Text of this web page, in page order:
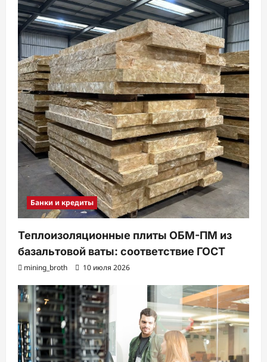
Банки и кредиты
Теплоизоляционные плиты ОБМ-ПМ из
базальтовой ваты: соответствие ГОСТ
mining_broth 10 июля 2026